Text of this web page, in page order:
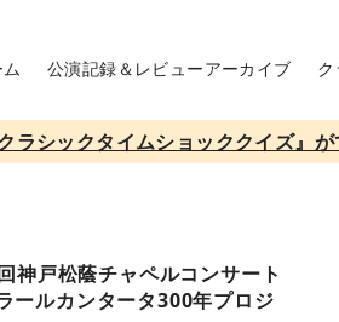
公演記録＆レビューアーカイブ
ラシックタイムショッククイズ』
神戸松蔭チャペルコンサート
ールカンタータ300年プロジ